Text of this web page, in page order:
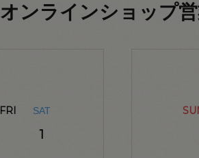
オンラインショップ営
FRI SAT
1